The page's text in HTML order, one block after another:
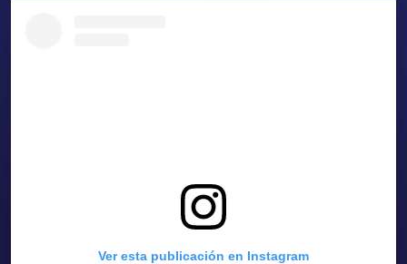
Ver esta publicación en Instagram